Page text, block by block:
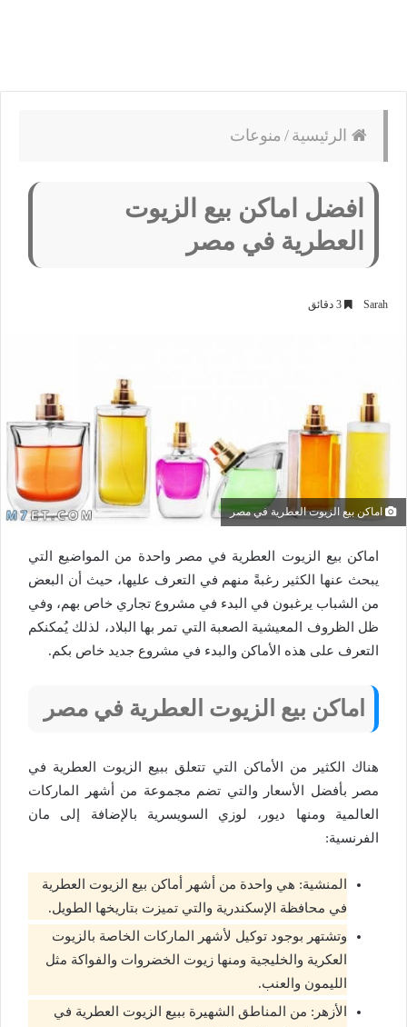
الرئيسية / منوعات
افضل اماكن بيع الزيوت
العطرية في مصر
Sarah
اماكن بيع الزيوت العطرية في مصر
اماكن بيع الزيوت العطرية في مصر واحدة من المواضيع التي
يبحث عنها الكثير رغبةً منهم في التعرف عليها، حيث أن البعض
من الشباب يرغبون في البدء في مشروع تجاري خاص بهم، وفي
ظل الظروف المعيشية الصعبة التي تمر بها البلاد، لذلك يُمكنكم
التعرف على هذه الأماكن والبدء في مشروع جديد خاص بكم.
اماكن بيع الزيوت العطرية في مصر
هناك الكثير من الأماكن التي تتعلق ببيع الزيوت العطرية في
مصر بأفضل الأسعار والتي تضم مجموعة من أشهر الماركات
العالمية ومنها ديور، لوزي السويسرية بالإضافة إلى مان
الفرنسية:
المنشية: هي واحدة من أشهر أماكن بيع الزيوت العطرية
في محافظة الإسكندرية والتي تميزت بتاريخها الطويل.
وتشتهر بوجود توكيل لأشهر الماركات الخاصة بالزيوت
العكرية والخليجية ومنها زيوت الخضروات والفواكة مثل
الليمون والعنب.
الأزهر: من المناطق الشهيرة ببيع الزيوت العطرية في